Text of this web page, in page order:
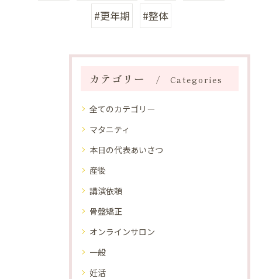
#更年期 #整体
カテゴリー Categories
全てのカテゴリー
マタニティ
本日の代表あいさつ
産後
講演依頼
骨盤矯正
オンラインサロン
一般
妊活